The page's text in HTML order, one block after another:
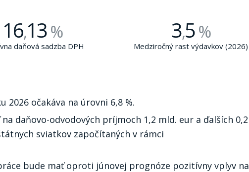
16,13%
daňová sadzba DPH
3,5%
Medziročný rast výdavkov (2026)
2026 očakáva na úrovni 6,8 %.
daňovo-odvodových príjmoch 1,2 mld. eur a ďalších 0,2
sviatkov započítaných v rámci
bude mať oproti júnovej prognóze pozitívny vplyv na